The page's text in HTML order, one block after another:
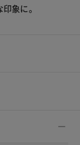
象に。